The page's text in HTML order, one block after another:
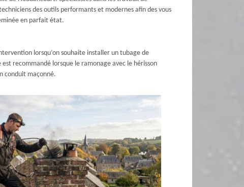
des outils performants et modernes afin des vous
en parfait état.
lorsqu’on souhaite installer un tubage de
recommandé lorsque le ramonage avec le hérisson
conduit maçonné.